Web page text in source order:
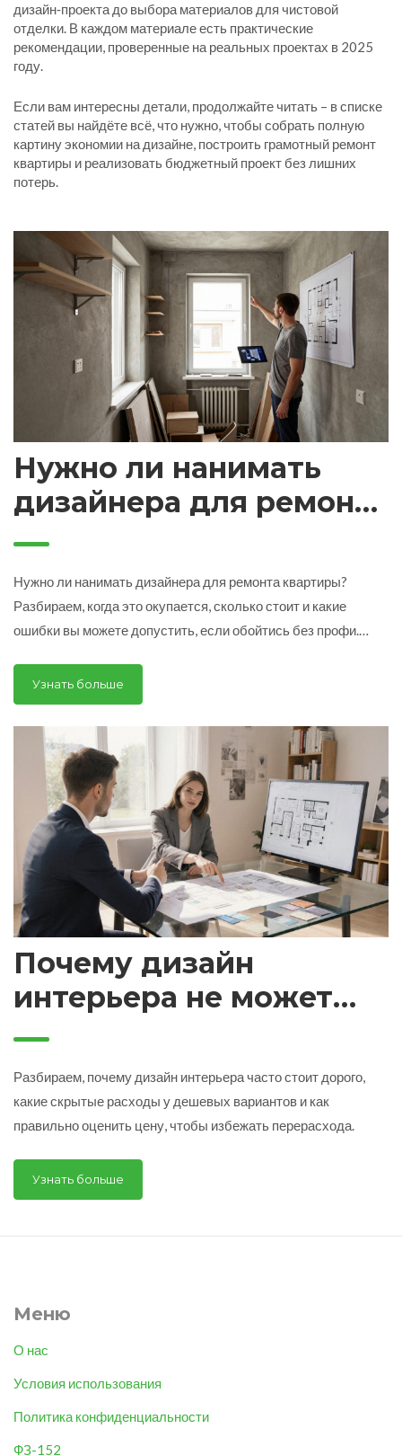
дизайн‑проекта до выбора материалов для чистовой
отделки. В каждом материале есть практические
рекомендации, проверенные на реальных проектах в 2025
году.
Если вам интересны детали, продолжайте читать – в списке
статей вы найдёте всё, что нужно, чтобы собрать полную
картину экономии на дизайне, построить грамотный ремонт
квартиры и реализовать бюджетный проект без лишних
потерь.
Нужно ли нанимать
дизайнера для ремонта
квартиры? Плюсы,
минусы и когда это
имеет смысл
Нужно ли нанимать дизайнера для ремонта квартиры?
Разбираем, когда это окупается, сколько стоит и какие
ошибки вы можете допустить, если обойтись без профи.
Узнать больше
Почему дизайн
интерьера не может
стоить дешево?
Разбираем, почему дизайн интерьера часто стоит дорого,
какие скрытые расходы у дешевых вариантов и как
правильно оценить цену, чтобы избежать перерасхода.
Узнать больше
Меню
О нас
Условия использования
Политика конфиденциальности
ФЗ-152